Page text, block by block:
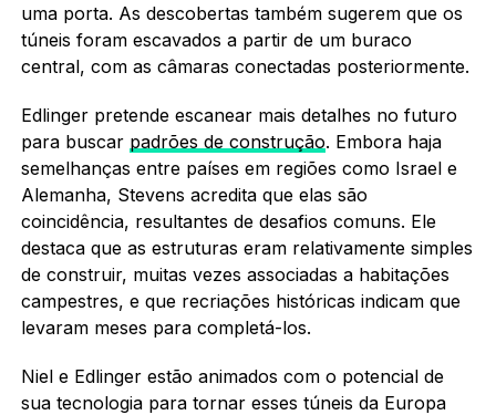
uma porta. As descobertas também sugerem que os
túneis foram escavados a partir de um buraco
central, com as câmaras conectadas posteriormente.
Edlinger pretende escanear mais detalhes no futuro
para buscar padrões de construção. Embora haja
semelhanças entre países em regiões como Israel e
Alemanha, Stevens acredita que elas são
coincidência, resultantes de desafios comuns. Ele
destaca que as estruturas eram relativamente simples
de construir, muitas vezes associadas a habitações
campestres, e que recriações históricas indicam que
levaram meses para completá-los.
Niel e Edlinger estão animados com o potencial de
sua tecnologia para tornar esses túneis da Europa